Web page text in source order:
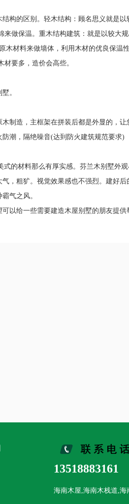
的区别。轻木结构：顾名思义就是以
来做保温。重木结构建筑：就是以较大
木材料来做墙体，利用木材的优良保温
要多，造价会高些。
。
造，主框架在拼装后都是外显的，让
潮，隔绝噪音(达到防火建筑规范要求)
材料那么有厚实感。芬兰木别墅外观
，粗犷。视觉效果感也不强烈。建好后
气之风。
给一些需要建造木屋别墅的朋友提供
13518883161
海南木屋,海南木栈道,海